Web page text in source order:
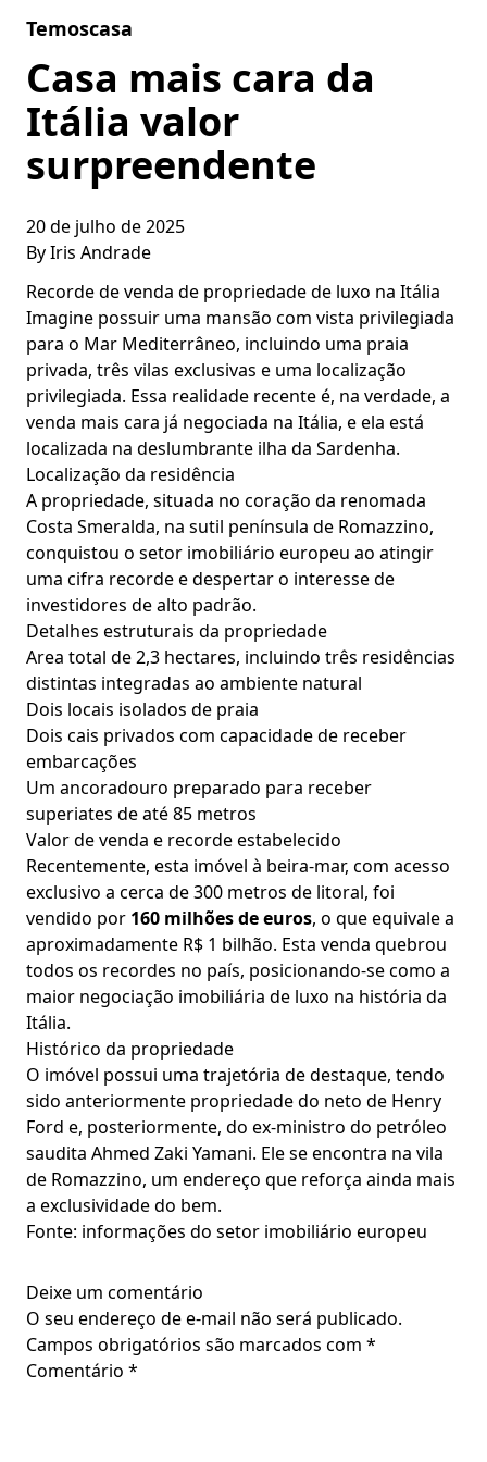
Temoscasa
Casa mais cara da
Itália valor
surpreendente
20 de julho de 2025
ByIris Andrade
Recorde de venda de propriedade de luxo na Itália
Imagine possuir uma mansão com vista privilegiada
para o Mar Mediterrâneo, incluindo uma praia
privada, três vilas exclusivas e uma localização
privilegiada. Essa realidade recente é, na verdade, a
venda mais cara já negociada na Itália, e ela está
localizada na deslumbrante ilha da Sardenha.
Localização da residência
A propriedade, situada no coração da renomada
Costa Smeralda, na sutil península de Romazzino,
conquistou o setor imobiliário europeu ao atingir
uma cifra recorde e despertar o interesse de
investidores de alto padrão.
Detalhes estruturais da propriedade
Area total de 2,3 hectares, incluindo três residências
distintas integradas ao ambiente natural
Dois locais isolados de praia
Dois cais privados com capacidade de receber
embarcações
Um ancoradouro preparado para receber
superiates de até 85 metros
Valor de venda e recorde estabelecido
Recentemente, esta imóvel à beira-mar, com acesso
exclusivo a cerca de 300 metros de litoral, foi
vendido por 160 milhões de euros, o que equivale a
aproximadamente R$ 1 bilhão. Esta venda quebrou
todos os recordes no país, posicionando-se como a
maior negociação imobiliária de luxo na história da
Itália.
Histórico da propriedade
O imóvel possui uma trajetória de destaque, tendo
sido anteriormente propriedade do neto de Henry
Ford e, posteriormente, do ex-ministro do petróleo
saudita Ahmed Zaki Yamani. Ele se encontra na vila
de Romazzino, um endereço que reforça ainda mais
a exclusividade do bem.
Fonte: informações do setor imobiliário europeu
Deixe um comentário
O seu endereço de e-mail não será publicado.
Campos obrigatórios são marcados com *
Comentário *